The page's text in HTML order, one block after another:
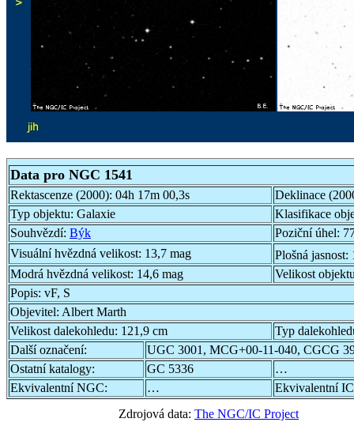
Data pro NGC 1541
Rektascenze (2000): 04h 17m 00,3s
Deklinace
Typ objektu: Galaxie
Klasifikace
Souhvězdí: Býk Poziční úhel:
Visuální hvězdná velikost: 13,7 mag Plošná jasnost:
Modrá hvězdná velikost: 14,6 mag
Velikost
Popis: vF, S
Objevitel: Albert Marth
Velikost dalekohledu: 121,9 cm
Typ
Další označení:
UGC 3001, MCG+00-11-040, CGCG
Ostatní katalogy:
GC 5336
…
Ekvivalentní NGC:
…
Ekvivalentní
Zdrojová data: The NGC/IC Project